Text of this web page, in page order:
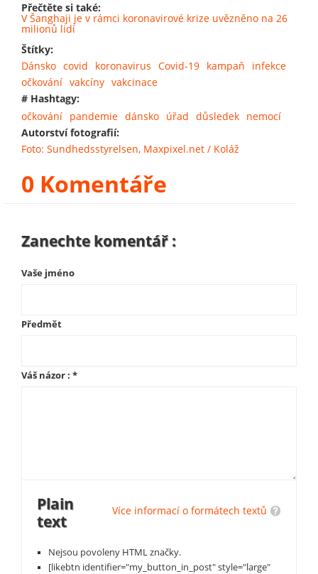
Přečtěte si také:
V Šanghaji je v rámci koronavirové krize uvězněno na 26
milionů lidí
Štítky:
Dánsko covid koronavirus Covid-19 kampaň
infekce
očkování vakcíny vakcinace
# Hashtagy:
očkování pandemie dánsko úřad důsledek nemocí
Autorství fotografií:
Foto: Sundhedsstyrelsen, Maxpixel.net / Koláž
0 Komentáře
Zanechte komentář :
Vaše jméno
Předmět
Váš názor : *
Více informací o formátech textů
Plain
text
Nejsou povoleny HTML značky.
[likebtn identifier="my_button_in_post" style="large"